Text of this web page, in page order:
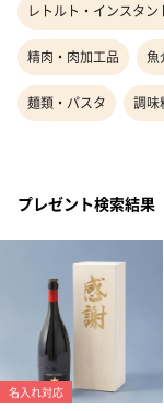
レトルト・インスタン
精肉・肉加工品 魚
麺類・パスタ 調味
プレゼント検索結果